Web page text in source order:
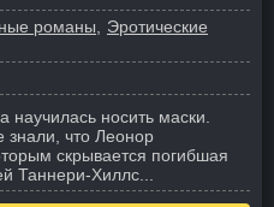
романы
Эротические
научилась носить маски.
знали, что Леонор
скрывается погибшая
Таннери-Хиллс...